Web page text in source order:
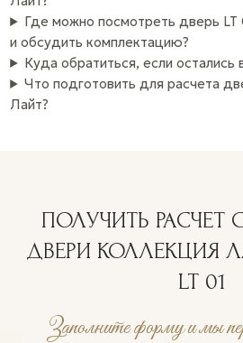
Где можно посмотреть дверь LT
и обсудить комплектацию?
Куда обратиться, если остались
Что подготовить для расчета
Лайт?
ПОЛУЧИТЬ РАСЧЕТ
ДВЕРИ КОЛЛЕКЦИЯ
LT 01
Заполните форму и мы